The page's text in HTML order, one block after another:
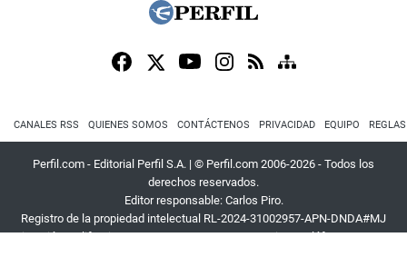
CANALES RSS QUIENES SOMOS CONTÁCTENOS PRIVACIDAD EQUIPO
Perfil.com - Editorial Perfil S.A. | © Perfil.com 2006-2026 - Todos los
derechos reservados.
Editor responsable: Carlos Piro.
Registro de la propiedad intelectual RL-2024-31002957-APN-DNDA#MJ
Dirección:California 2715,C1289ABI,CABA, Argentina| Teléfono:+54 9 11